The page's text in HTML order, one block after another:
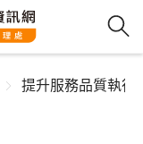
提升服務品質執行